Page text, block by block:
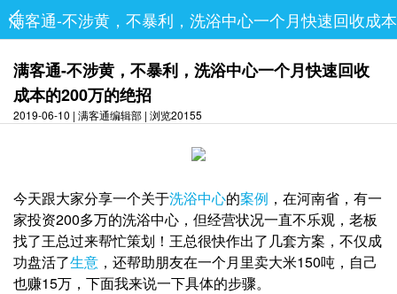
满客通-不涉黄，不暴利，洗浴中心一个月快速回收成
满客通-不涉黄，不暴利，洗浴中心一个月快速回收
成本的200万的绝招
2019-06-10 | 满客通编辑部 | 浏览20155
今天跟大家分享一个关于洗浴中心的案例 ，在河南省，有一
家投资200多万的洗浴中心，但经营状况一直不乐观，老板
找了王总过来帮忙策划！王总很快作出了几套方案，不仅成
功盘活了生意 ，还帮助朋友在一个月里卖大米150吨，自己
也赚15万，下面我来说一下具体的步骤。